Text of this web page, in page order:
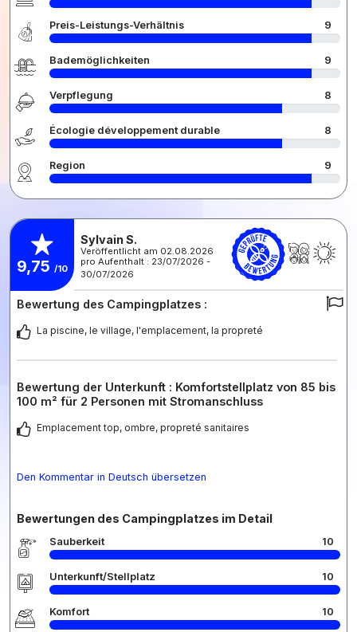
Preis-Leistungs-Verhältnis 9
Bademöglichkeiten 9
Verpflegung 8
Écologie développement durable 8
Region 9
9,75 /10
Sylvain S.
Veröffentlicht am 02.08.2026
pro Aufenthalt : 23/07/2026 -
30/07/2026
Bewertung des Campingplatzes :
La piscine, le village, l'emplacement, la propreté
Bewertung der Unterkunft : Komfortstellplatz von 85 bis
100 m² für 2 Personen mit Stromanschluss
Emplacement top, ombre, propreté sanitaires
Den Kommentar in Deutsch übersetzen
Bewertungen des Campingplatzes im Detail
Sauberkeit 10
Unterkunft/Stellplatz 10
Komfort 10